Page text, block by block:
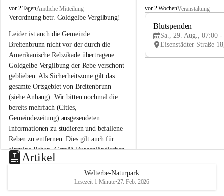
B
r
i
t
e
n
b
r
u
n
n
a
m
N
e
u
s
d
vor 2 TagenAmtliche Mitteilung
Verordnung betr. Goldgelbe Vergilbung!
Leider ist auch die Gemeinde
Breitenbrunn nicht vor der durch die
Amerikanische Rebzikade übertragene
Goldgelbe Vergilbung der Rebe verschont
geblieben. Als Sicherheitszone gilt das
gesamte Ortsgebiet von Breitenbrunn
(siehe Anhang). Wir bitten nochmal die
bereits mehrfach (Cities,
Gemeindezeitung) ausgesendeten
Informationen zu studieren und befallene
Reben zu entfernen. Dies gilt auch für
einzelne Reben. Gemäß Burgenländischen
Weinbaugesetz sind nicht gepflegte oder
unzulässige Weingärten zu roden! Bitte
helfen wir zusammen um unsere Winzer
vor den prognostizierten Ernteausfällen
B
e
u
e
d
vor 2 WochenVeranstaltung
Blutspenden
Sa., 29. Aug., 07:00 -
Artikel
Welterbe-Naturpark
Lesezeit 1 Minute•27. Feb. 2026